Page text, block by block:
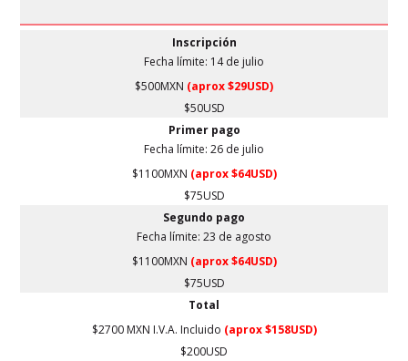
Inscripción
Fecha límite: 14 de julio
$500MXN (aprox $29USD)
$50USD
Primer pago
Fecha límite: 26 de julio
$1100MXN (aprox $64USD)
$75USD
Segundo pago
Fecha límite: 23 de agosto
$1100MXN (aprox $64USD)
$75USD
Total
$2700 MXN I.V.A. Incluido (aprox $158USD)
$200USD